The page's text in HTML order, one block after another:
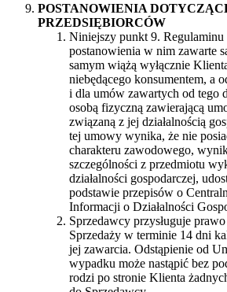
POSTANOWIENIA
PRZEDSIĘBIORCÓW
Niniejszy punkt 9. Regulaminu
postanowienia w nim zawarte
samym wiążą wyłącznie
niebędącego konsumentem, a
i dla umów zawartych od tego
osobą fizyczną zawierającą
związaną z jej działalnością
tej umowy wynika, że nie
charakteru zawodowego,
szczególności z przedmiotu
działalności gospodarczej,
podstawie przepisów o
Informacji o Działalności
Sprzedawcy przysługuje
Sprzedaży w terminie 14 dni
jej zawarcia. Odstąpienie od
wypadku może nastąpić bez
rodzi po stronie Klienta